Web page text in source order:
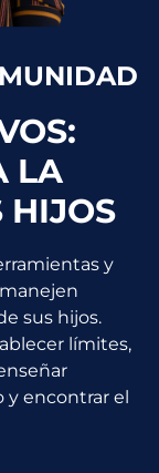
LA
HIJOS
y
sus hijos.
límites,
y encontrar el